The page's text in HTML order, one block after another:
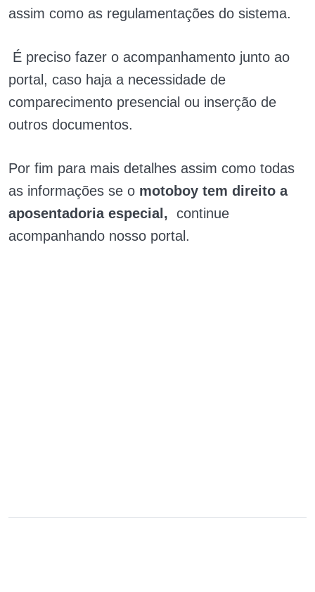
assim como as regulamentações do sistema.
É preciso fazer o acompanhamento junto ao
portal, caso haja a necessidade de
comparecimento presencial ou inserção de
outros documentos.
Por fim para mais detalhes assim como todas
as informações se o motoboy tem direito a
aposentadoria especial, continue
acompanhando nosso portal.